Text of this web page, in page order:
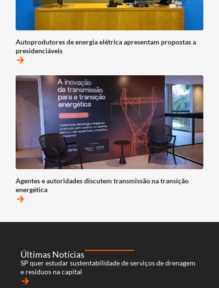
Autoprodutores de energia elétrica apresentam propostas a
presidenciáveis
arrow_forward
Agentes e autoridades discutem transmissão na transição
energética
arrow_forward
Últimas Notícias
SP quer estudar sustentabilidade de serviços de drenagem
e resíduos na capital
arrow_forward